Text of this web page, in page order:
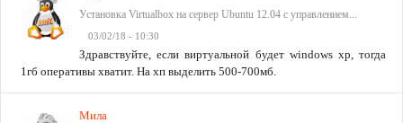
Установка Virtualbox на сервер Ubuntu 12.04 с управлением...
03/02/18 - 10:30
Здравствуйте, если виртуальной будет windows xp, тогда
1гб оперативы хватит. На хп выделить 500-700мб.
Мила